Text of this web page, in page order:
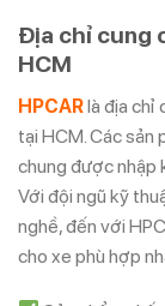
Địa chỉ cung
HCM
HPCARlà địa chỉ
tại HCM. Các sản
chung được nhập
Với đội ngũ kỹ
nghề, đến với
cho xe phù hợp